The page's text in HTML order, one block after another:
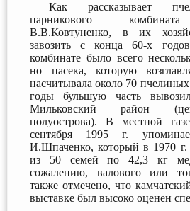
Как рассказывает
парникового
В.В.Ковтуненко, в их
завозить с конца 60-х
комбинате было всего
но пасека, которую
насчитывала около 70
годы бульшую часть
Мильковский район
полуострова). В местной
сентября 1995 г.
И.Шпаченко, который в 1970
из 50 семей по 42,3 кг
сожалению, валового или
также отмечено, что
выставке был высоко оценен